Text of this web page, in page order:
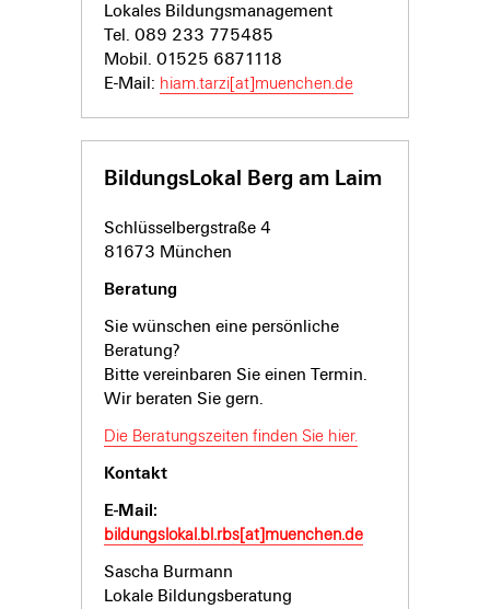
Lokales Bildungsmanagement
Tel. 089 233 775485
Mobil. 01525 6871118
E-Mail: hiam.tarzi[at]muenchen.de
BildungsLokal Berg am Laim
Schlüsselbergstraße 4
81673 München
Beratung
Sie wünschen eine persönliche
Beratung?
Bitte vereinbaren Sie einen Termin.
Wir beraten Sie gern.
Die Beratungszeiten finden Sie hier.
Kontakt
E-Mail:
bildungslokal.bl.rbs[at]muenchen.de
Sascha Burmann
Lokale Bildungsberatung